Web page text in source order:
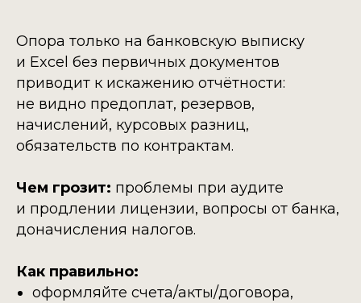
Опора только на банковскую выписку
и Excel без первичных документов
приводит к искажению отчётности:
не видно предоплат, резервов,
начислений, курсовых разниц,
обязательств по контрактам.
Чем грозит: проблемы при аудите
и продлении лицензии, вопросы от банка,
доначисления налогов.
Как правильно:
оформляйте счета/акты/договора,